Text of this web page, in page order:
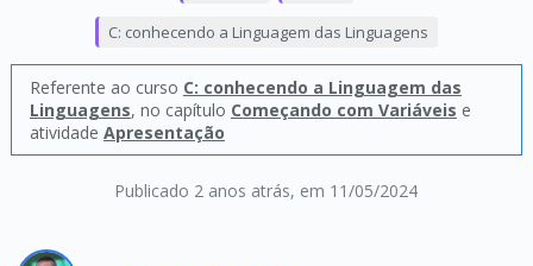
Publicado 2 anos atrás, em 11/05/2024
C: conhecendo a Linguagem das Linguagens
Referente ao curso C: conhecendo a Linguagem das
Linguagens, no capítulo Começando com Variáveis e
atividade Apresentação